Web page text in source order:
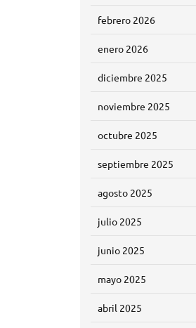
febrero 2026
enero 2026
diciembre 2025
noviembre 2025
octubre 2025
septiembre 2025
agosto 2025
julio 2025
junio 2025
mayo 2025
abril 2025